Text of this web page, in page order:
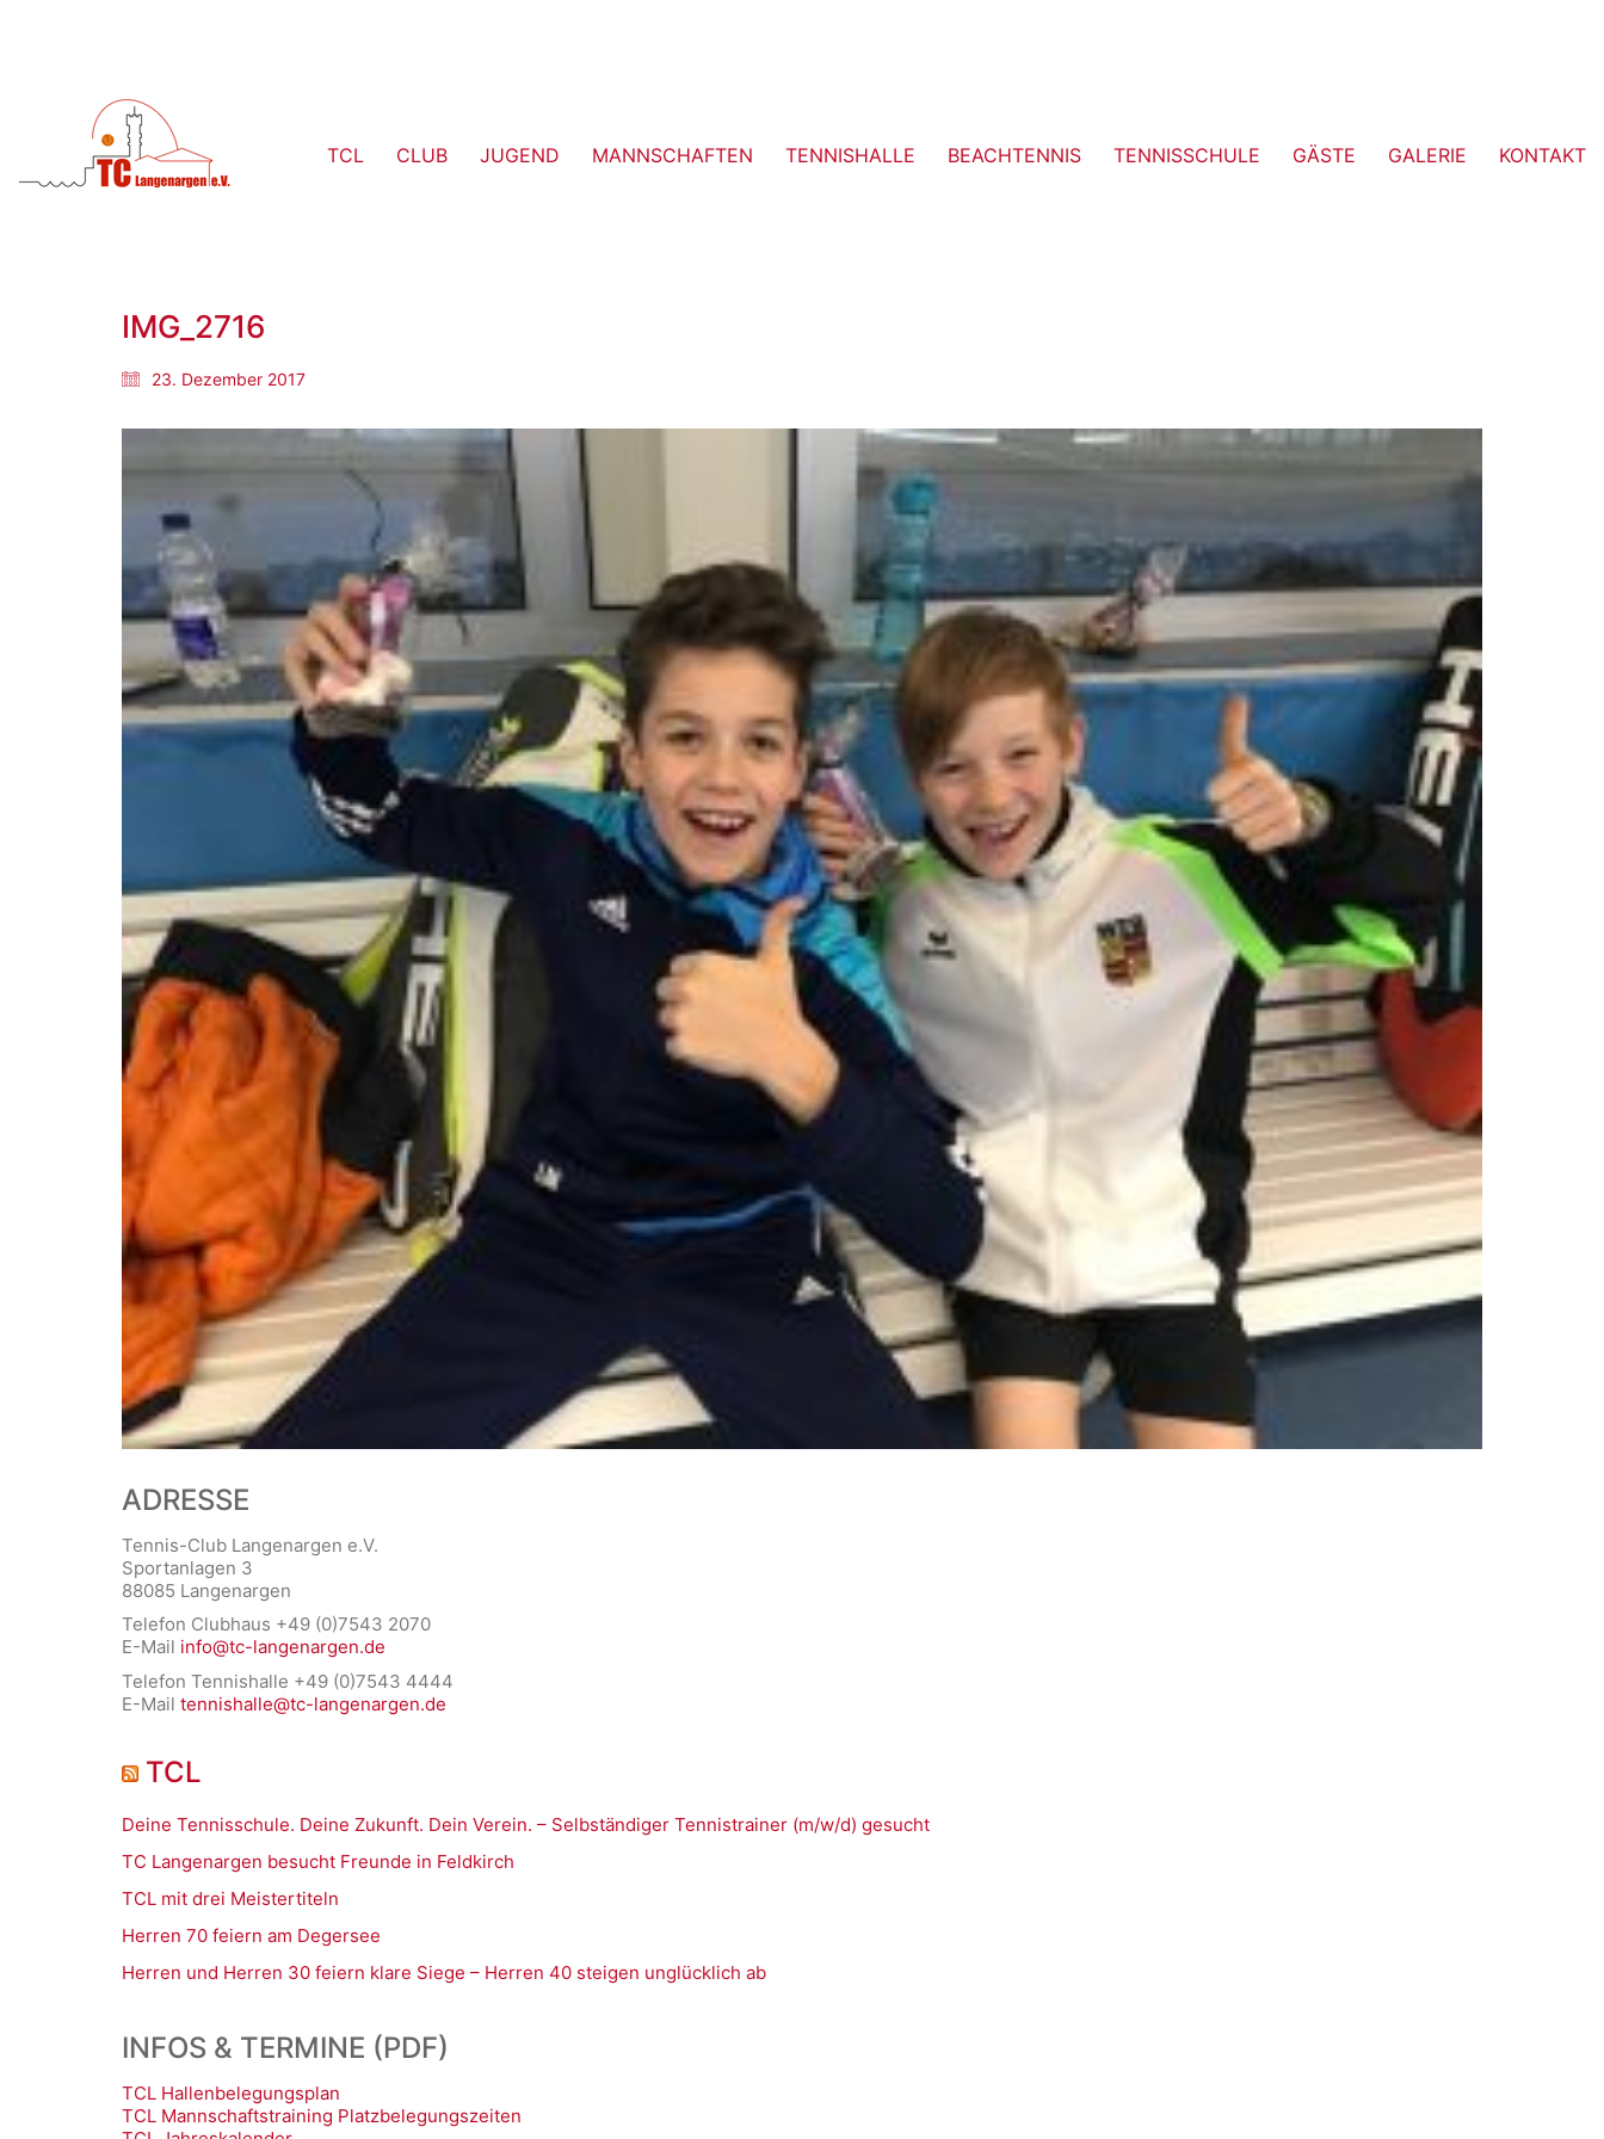
TCL CLUB JUGEND MANNSCHAFTEN TENNISHALLE BEACHTENNIS TENNISSCHULE GÄSTE GALERIE KONTAKT
IMG_2716
23. Dezember 2017
ADRESSE
Tennis-Club Langenargen e.V.
Sportanlagen 3
88085 Langenargen
Telefon Clubhaus +49 (0)7543 2070
E-Mail info@tc-langenargen.de
Telefon Tennishalle +49 (0)7543 4444
E-Mail tennishalle@tc-langenargen.de
TCL
Deine Tennisschule. Deine Zukunft. Dein Verein. – Selbständiger Tennistrainer (m/w/d) gesucht
TC Langenargen besucht Freunde in Feldkirch
TCL mit drei Meistertiteln
Herren 70 feiern am Degersee
Herren und Herren 30 feiern klare Siege – Herren 40 steigen unglücklich ab
INFOS & TERMINE (PDF)
TCL Hallenbelegungsplan
TCL Mannschaftstraining Platzbelegungszeiten